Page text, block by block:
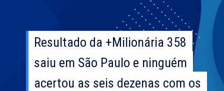
Resultado da +Milionária 358
saiu em São Paulo e ninguém
acertou as seis dezenas com os
Resultado da +Milionária 358
saiu em São Paulo e ninguém
acertou as seis dezenas com os